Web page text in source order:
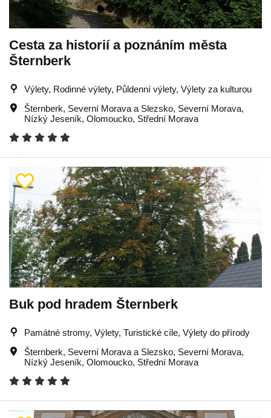
Cesta za historií a poznáním města
Šternberk
Výlety, Rodinné výlety, Půldenní výlety, Výlety za kulturou
Šternberk, Severní Morava a Slezsko, Severní Morava,
Nízký Jeseník, Olomoucko, Střední Morava
Buk pod hradem Šternberk
Památné stromy, Výlety, Turistické cíle, Výlety do přírody
Šternberk, Severní Morava a Slezsko, Severní Morava,
Nízký Jeseník, Olomoucko, Střední Morava